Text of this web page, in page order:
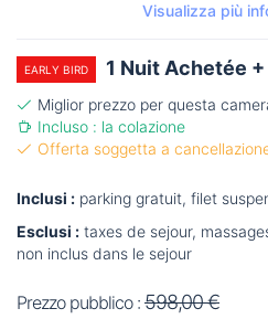
Visualizza più
EARLY BIRD 1 Nuit Achetée +
Miglior prezzo per questa
Incluso : la colazione
Offerta soggetta a
Inclusi : parking gratuit, filet
Esclusi : taxes de sejour,
non inclus dans le sejour
Prezzo pubblico : 598,00 €